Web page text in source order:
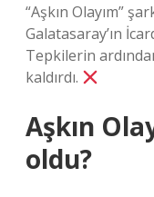
“Aşkın Olayım”
Galatasaray’ın
Tepkilerin
kaldırdı.
Aşkın
oldu?